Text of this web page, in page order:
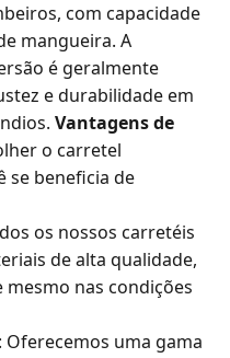
com capacidade
mangueira. A
é geralmente
e durabilidade em
Vantagens de
o carretel
se beneficia de
os nossos carretéis
de alta qualidade,
nas condições
: Oferecemos uma gama